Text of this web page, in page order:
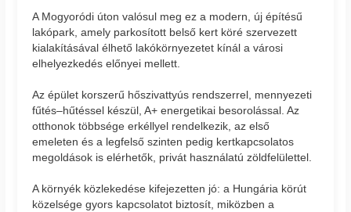
A Mogyoródi úton valósul meg ez a modern, új építésű
lakópark, amely parkosított belső kert köré szervezett
kialakításával élhető lakókörnyezetet kínál a városi
elhelyezkedés előnyei mellett.
Az épület korszerű hőszivattyús rendszerrel, mennyezeti
fűtés–hűtéssel készül, A+ energetikai besorolással. Az
otthonok többsége erkéllyel rendelkezik, az első
emeleten és a legfelső szinten pedig kertkapcsolatos
megoldások is elérhetők, privát használatú zöldfelülettel.
A környék közlekedése kifejezetten jó: a Hungária körút
közelsége gyors kapcsolatot biztosít, miközben a